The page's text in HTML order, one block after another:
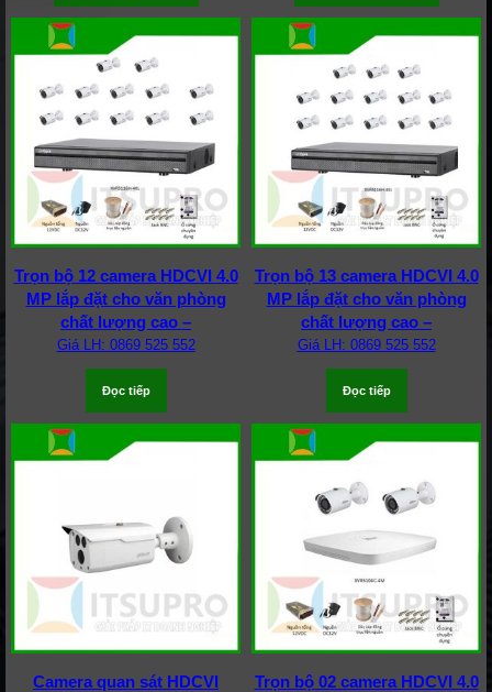
Trọn bộ 12 camera HDCVI 4.0
MP lắp đặt cho văn phòng
chất lượng cao –
Giá LH: 0869 525 552
Đọc tiếp
Trọn bộ 13 camera HDCVI 4.0
MP lắp đặt cho văn phòng
chất lượng cao –
Giá LH: 0869 525 552
Đọc tiếp
Camera quan sát HDCVI
Trọn bộ 02 camera HDCVI 4.0